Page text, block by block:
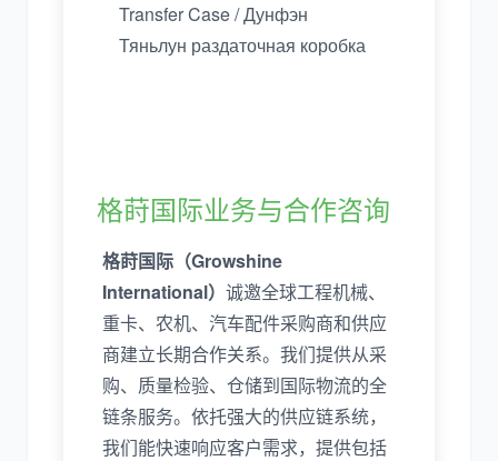
Transfer Case / Дунфэн
Тяньлун раздаточная коробка
格莳国际业务与合作咨询
格莳国际（Growshine
International） 诚邀全球工程机械、
重卡、农机、汽车配件采购商和供应
商建立长期合作关系。我们提供从采
购、质量检验、仓储到国际物流的全
链条服务。依托强大的供应链系统，
我们能快速响应客户需求，提供包括